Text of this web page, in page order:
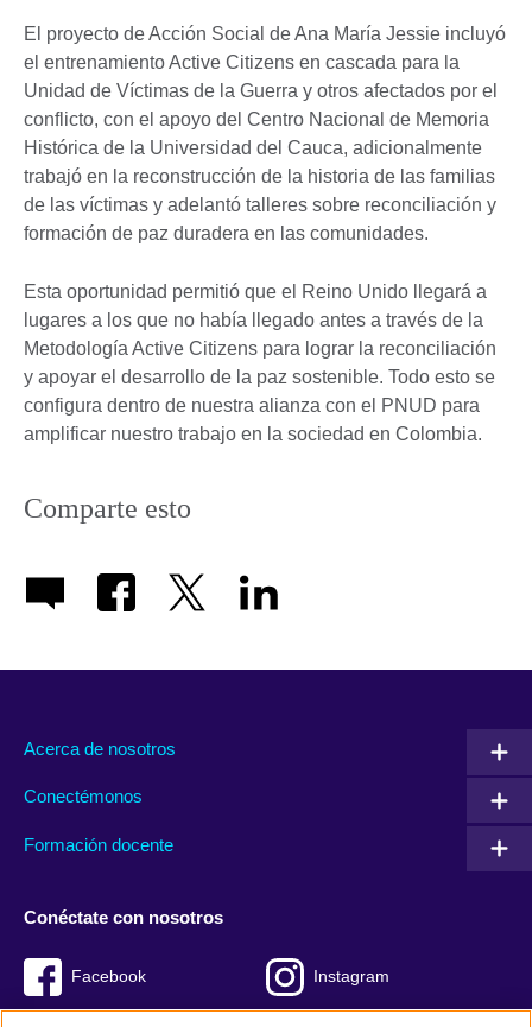
El proyecto de Acción Social de Ana María Jessie incluyó
el entrenamiento Active Citizens en cascada para la
Unidad de Víctimas de la Guerra y otros afectados por el
conflicto, con el apoyo del Centro Nacional de Memoria
Histórica de la Universidad del Cauca, adicionalmente
trabajó en la reconstrucción de la historia de las familias
de las víctimas y adelantó talleres sobre reconciliación y
formación de paz duradera en las comunidades.
Esta oportunidad permitió que el Reino Unido llegará a
lugares a los que no había llegado antes a través de la
Metodología Active Citizens para lograr la reconciliación
y apoyar el desarrollo de la paz sostenible. Todo esto se
configura dentro de nuestra alianza con el PNUD para
amplificar nuestro trabajo en la sociedad en Colombia.
Comparte esto
Acerca de nosotros
Conectémonos
Formación docente
Conéctate con nosotros
Facebook Instagram